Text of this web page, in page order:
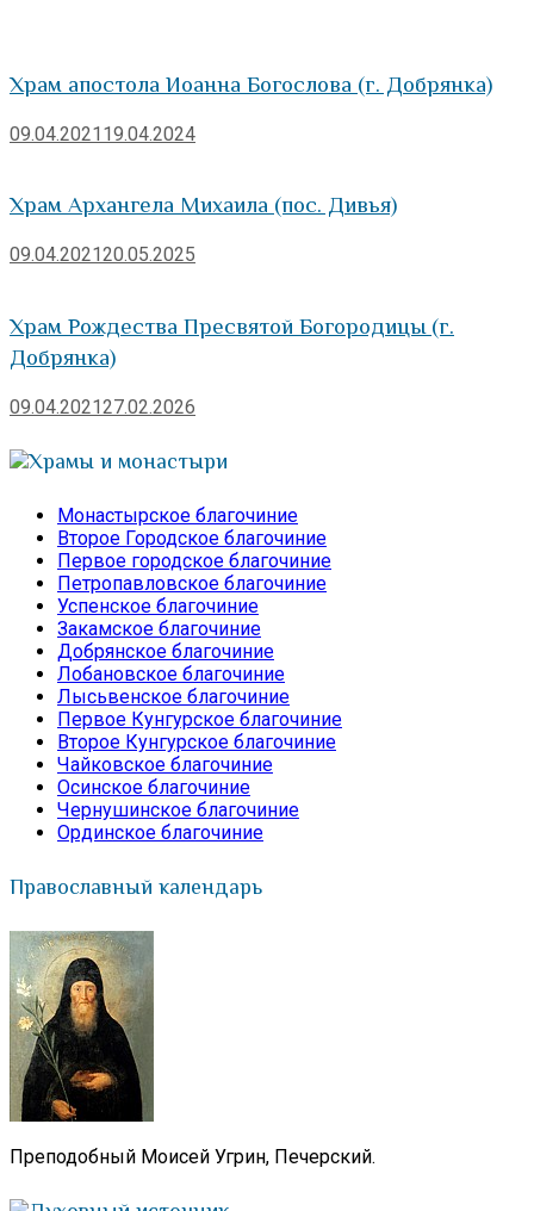
Храм апостола Иоанна Богослова (г. Добрянка)
09.04.2021 19.04.2024
Храм Архангела Михаила (пос. Дивья)
09.04.202120.05.2025
Храм Рождества Пресвятой Богородицы (г.
Добрянка)
09.04.202127.02.2026
Храмы и монастыри
Монастырское благочиние
Второе Городское благочиние
Первое городское благочиние
Петропавловское благочиние
Успенское благочиние
Закамское благочиние
Добрянское благочиние
Лобановское благочиние
Лысьвенское благочиние
Первое Кунгурское благочиние
Второе Кунгурское благочиние
Чайковское благочиние
Осинское благочиние
Чернушинское благочиние
Ординское благочиние
Православный календарь
Преподобный Моисей Угрин, Печерский.